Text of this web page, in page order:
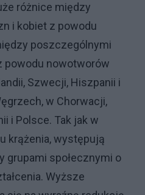
różnice między
i kobiet z powodu
poszczególnymi
powodu nowotworów
Szwecji, Hiszpanii i
w Chorwacji,
i Polsce. Tak jak w
krążenia, występują
grupami społecznymi o
Wyższe